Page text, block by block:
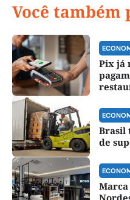
Você também
Pix já
Brasil
de